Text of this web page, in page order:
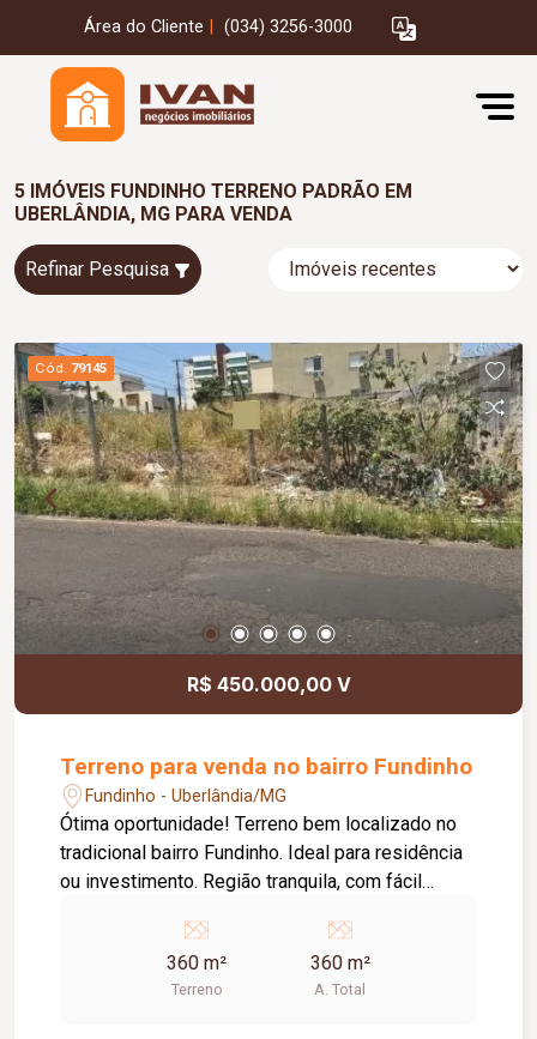
Área do Cliente (034) 3256-3000
5 IMÓVEIS FUNDINHO TERRENO PADRÃO EM
UBERLÂNDIA, MG PARA VENDA
Refinar Pesquisa
Cód. 79145
R$ 450.000,00 V
Terreno para venda no bairro Fundinho
Fundinho - Uberlândia/MG
Ótima oportunidade! Terreno bem localizado no
tradicional bairro Fundinho. Ideal para residência
ou investimento. Região tranquila, com fácil
em contato e agende uma visita!
360 m²
Terreno
360 m²
A. Total